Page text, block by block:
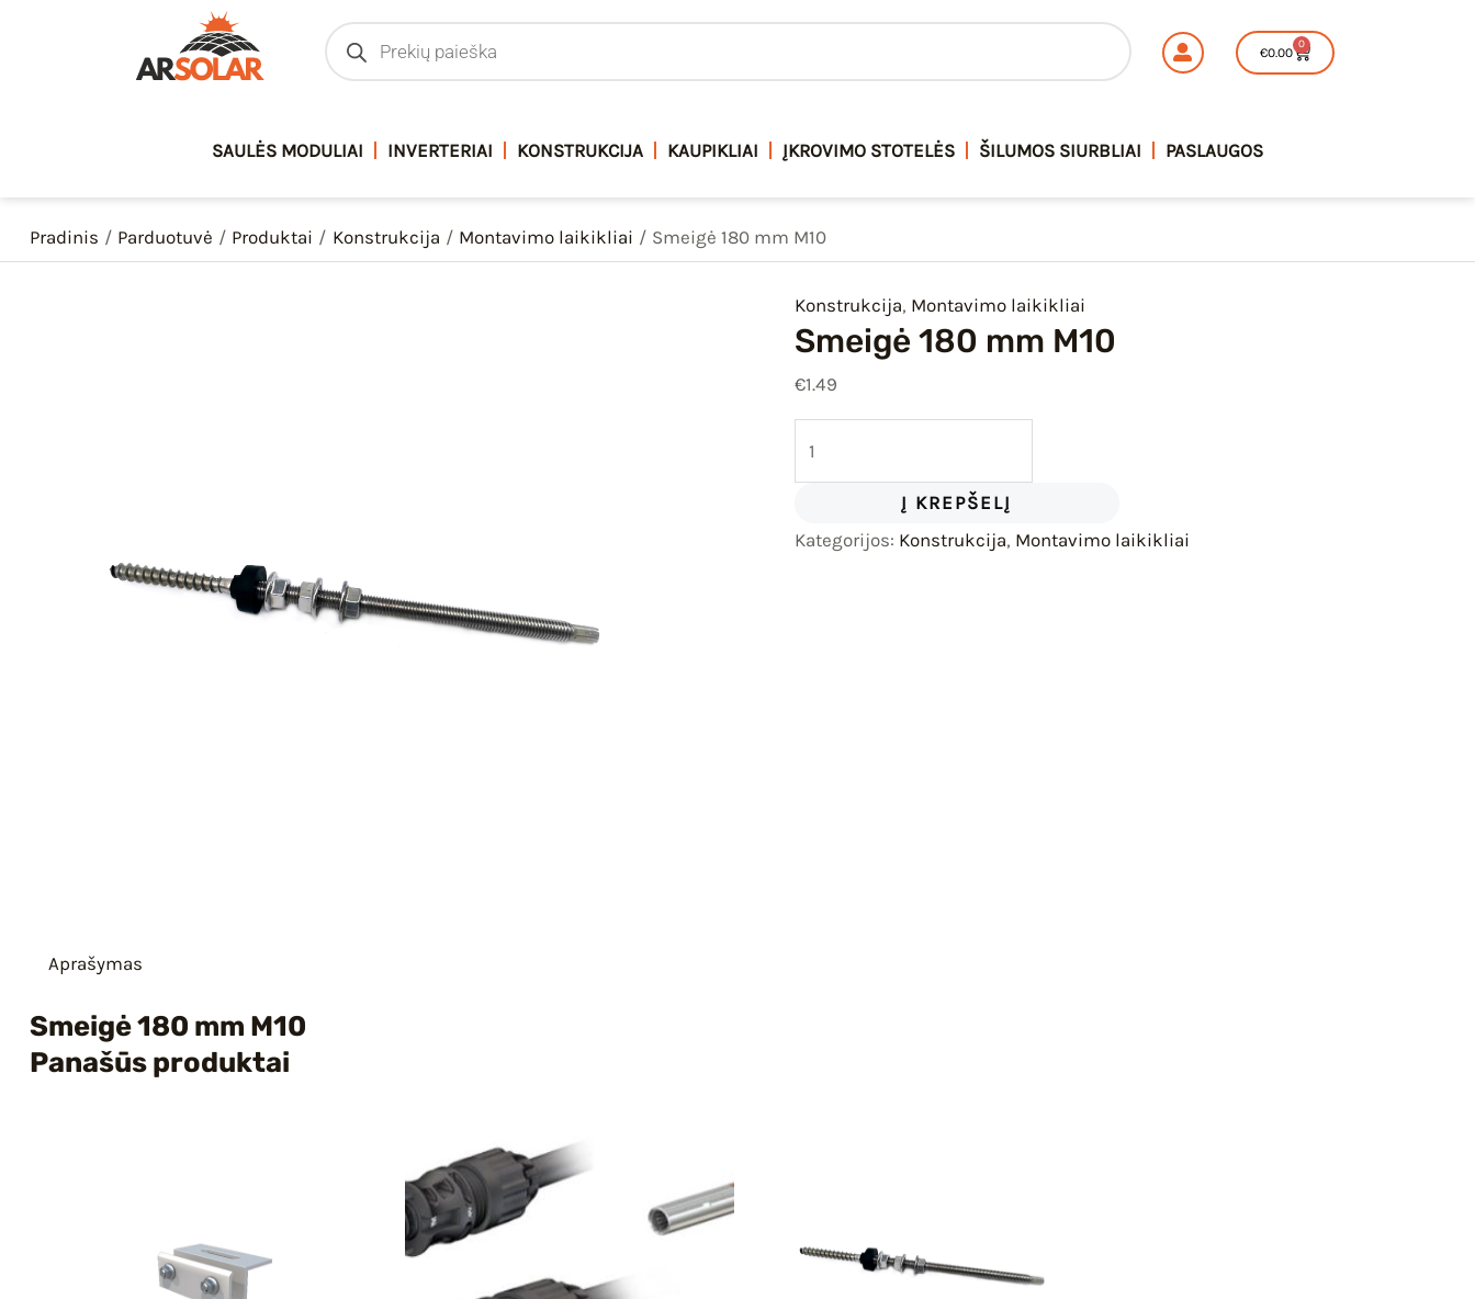
Products
search
€0.00
0
Cart
SAULĖS MODULIAI INVERTERIAI KONSTRUKCIJA KAUPIKLIAI ĮKROVIMO STOTELĖS ŠILUMOS SIURBLIAI PASLAUGOS
Pradinis Parduotuvė Produktai Konstrukcija Montavimo laikikliai Smeigė 180 mm M10
Konstrukcija, Montavimo laikikliai
Smeigė 180 mm M10
€1.49
Smeigė
mm
Į KREPŠELĮ
Kategorijos: Konstrukcija, Montavimo laikikliai
Aprašymas
Smeigė 180 mm M10
Panašūs produktai
180